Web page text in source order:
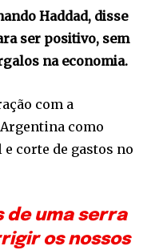
Haddad, disse
ser positivo, sem
na economia.
com a
como
corte de gastos no
de uma serra
os nossos